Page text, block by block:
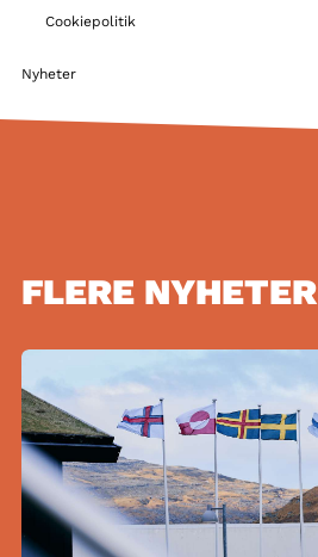
Cookiepolitik
Nyheter
FLERE NYHETER